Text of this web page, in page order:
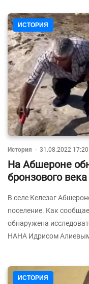
ИСТОРИЯ
История - 31.08.2022 17:20
На Абшероне
бронзового века
В селе Келезаг
поселение. Как
обнаружена
НАНА Идрисом
ИСТОРИЯ